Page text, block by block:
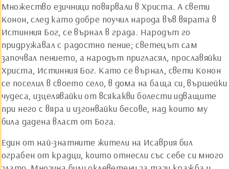
Множество езичници повярвали в Христа. А свети
Конон, след като добре поучил народа във вярата в
Истинния Бог, се върнал в града. Народът го
придружавал с радостно пение; светецът сам
започвал пението, а народът пригласял, прославяйки
Христа, Истинния Бог. Като се върнал, свети Конон
се поселил в своето село, в дома на баща си, вършейки
чудеса, изцелявайки от всякакви болести идващите
при него с вяра и изгонвайки бесове, над които му
била дадена власт от Бога.
Един от най-знатните жители на Исаврия бил
ограбен от крадци, които отнесли със себе си много